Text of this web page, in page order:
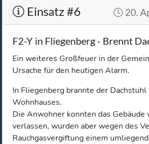
Einsatz #6 20.
F2-Y in Fliegenberg - Brennt
Ein weiteres Großfeuer in der
Ursache für den heutigen Alarm.
In Fliegenberg brannte der Dachstuhl
Wohnhauses.
Die Anwohner konnten das Gebäude
verlassen, wurden aber wegen des
Rauchgasvergiftung einem